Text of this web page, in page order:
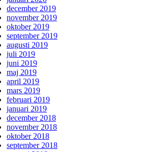
december 2019
november 2019
oktober 2019
september 2019
augusti 2019
juli 2019
juni 2019
maj 2019
april 2019
mars 2019
februari 2019
januari 2019
december 2018
november 2018
oktober 2018
september 2018